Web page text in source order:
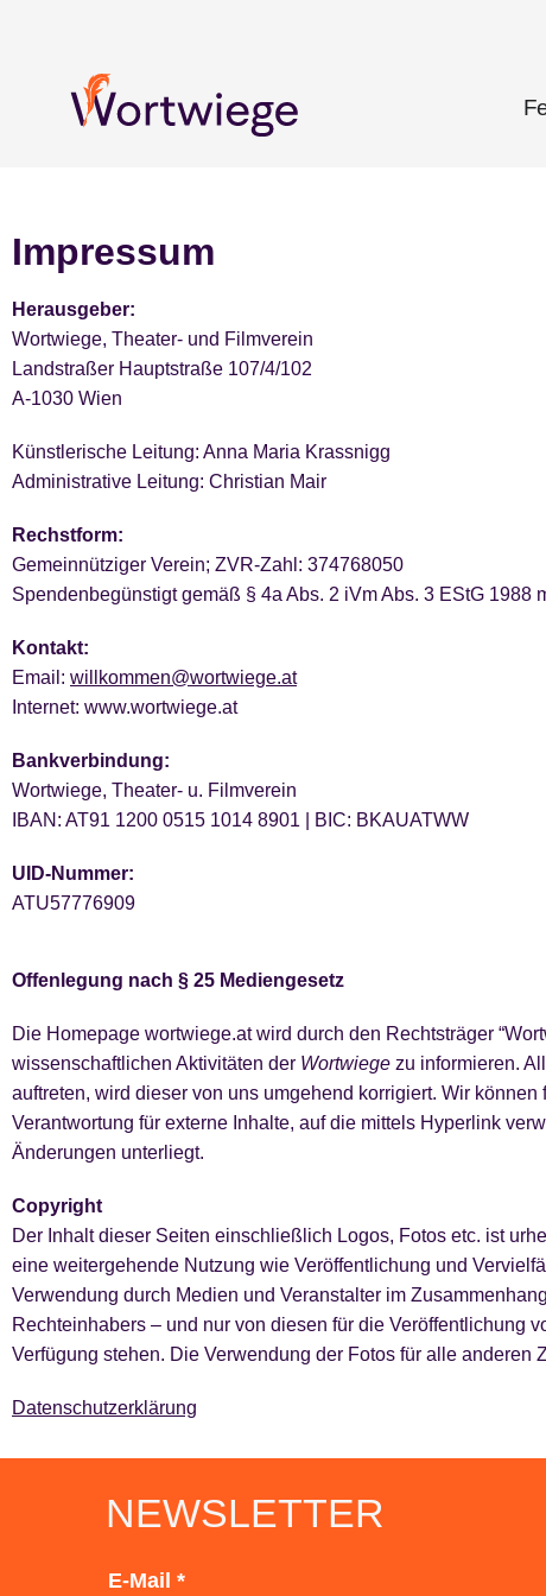
Impressum
Herausgeber:
Wortwiege, Theater- und Filmverein
Landstraßer Hauptstraße 107/4/102
A-1030 Wien
Künstlerische Leitung: Anna Maria Krassnigg
Administrative Leitung: Christian Mair
Rechstform:
Gemeinnütziger Verein; ZVR-Zahl: 374768050
Spendenbegünstigtgemäß § 4a Abs. 2 iVm Abs. 3 EStG 1988
Kontakt:
Email: willkommen@wortwiege.at
Internet: www.wortwiege.at
Bankverbindung:
Wortwiege, Theater- u. Filmverein
IBAN: AT91 1200 0515 1014 8901 | BIC: BKAUATWW
UID-Nummer:
ATU57776909
Offenlegung nach § 25 Mediengesetz
Die Homepage wortwiege.at wird durch den Rechtsträger
wissenschaftlichen Aktivitäten der Wortwiege zu informieren.
auftreten, wird dieser von uns umgehend korrigiert. Wir
Verantwortung für externe Inhalte, auf die mittels Hyperlink
Änderungen unterliegt.
Copyright
Der Inhalt dieser Seiten einschließlich Logos, Fotos etc. ist
eine weitergehende Nutzung wie Veröffentlichung und
Verwendung durch Medien und Veranstalter im
Rechteinhabers – und nur von diesen für die Veröffentlichung
Verfügung stehen. Die Verwendung der Fotos für alle anderen
Datenschutzerklärung
NEWSLETTER
E-Mail *